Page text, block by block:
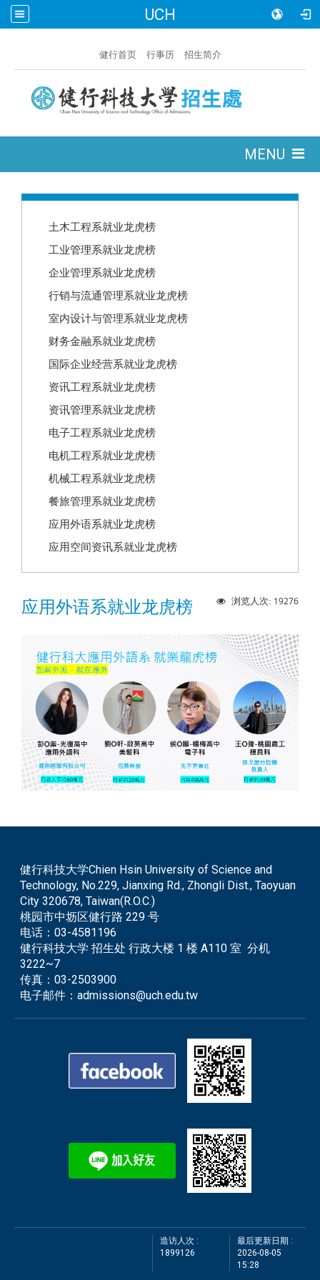
UCH
健行首页 行事历 招生简介
MENU
土木工程系就业龙虎榜
工业管理系就业龙虎榜
企业管理系就业龙虎榜
行销与流通管理系就业龙虎榜
室内设计与管理系就业龙虎榜
财务金融系就业龙虎榜
国际企业经营系就业龙虎榜
资讯工程系就业龙虎榜
资讯管理系就业龙虎榜
电子工程系就业龙虎榜
电机工程系就业龙虎榜
机械工程系就业龙虎榜
餐旅管理系就业龙虎榜
应用外语系就业龙虎榜
应用空间资讯系就业龙虎榜
浏览人次: 19276
应用外语系就业龙虎榜
健行科技大学Chien Hsin University of Science and
Technology, No.229, Jianxing Rd., Zhongli Dist., Taoyuan
City 320678, Taiwan(R.O.C.)
桃园市中坜区健行路 229 号
电话：03-4581196
健行科技大学 招生处 行政大楼 1 楼 A110 室 分机
3222~7
传真：03-2503900
电子邮件：admissions@uch.edu.tw
造访人次 :
1899126
最后更新日期 :
2026-08-05
15:28